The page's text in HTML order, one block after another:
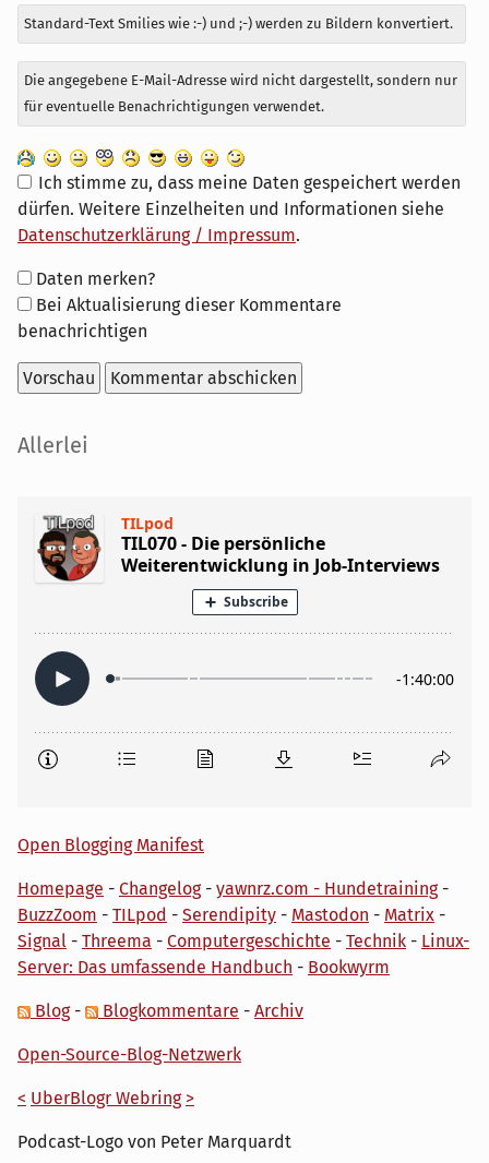
Standard-Text Smilies wie :-) und ;-) werden zu Bildern konvertiert.
Die angegebene E-Mail-Adresse wird nicht dargestellt, sondern nur
für eventuelle Benachrichtigungen verwendet.
Ich stimme zu, dass meine Daten gespeichert werden
dürfen. Weitere Einzelheiten und Informationen siehe
Datenschutzerklärung / Impressum.
Formular-
Optionen
Daten merken?
Bei Aktualisierung dieser Kommentare
benachrichtigen
Seitenleiste
Allerlei
Open Blogging Manifest
Homepage - Changelog- yawnrz.com - Hundetraining-
BuzzZoom - TILpod - Serendipity - Mastodon - Matrix -
Signal - Threema - Computergeschichte - Technik - Linux-
Server: Das umfassende Handbuch - Bookwyrm
Blog- Blogkommentare - Archiv
Open-Source-Blog-Netzwerk
< UberBlogr Webring >
Podcast-Logo von Peter Marquardt